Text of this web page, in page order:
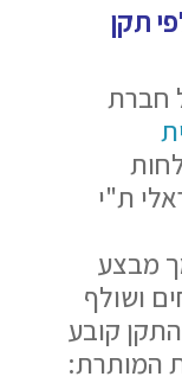
תקן
חברת
ת"י
מבצע
ושולף
קובע
המותרת: